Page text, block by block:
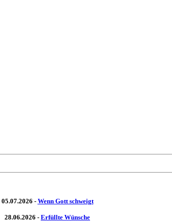
05.07.2026 - Wenn Gott schweigt
28.06.2026 - Erfüllte Wünsche